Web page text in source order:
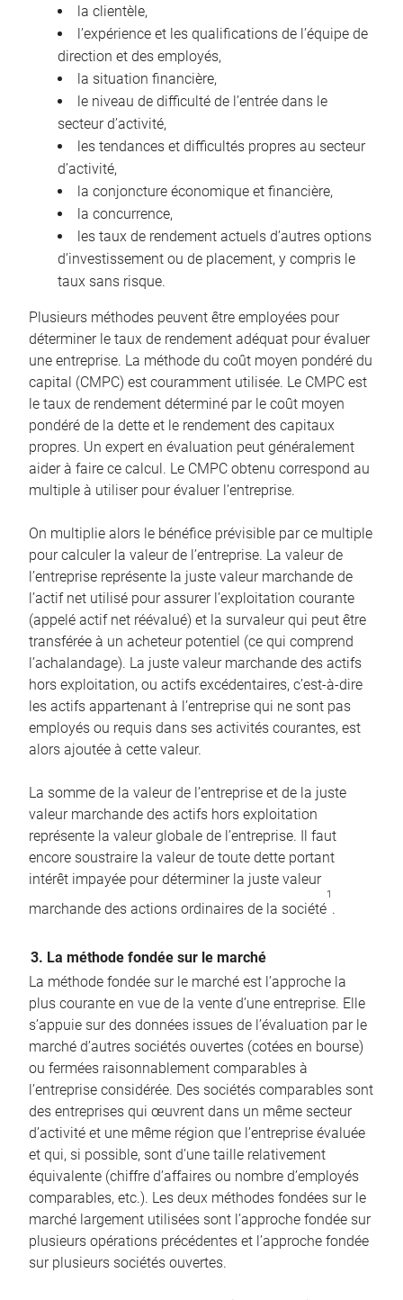
la clientèle,
l’expérience et les qualifications de l’équipe de
direction et des employés,
la situation financière,
le niveau de difficulté de l’entrée dans le
secteur d’activité,
les tendances et difficultés propres au secteur
d’activité,
la conjoncture économique et financière,
la concurrence,
les taux de rendement actuels d’autres options
d’investissement ou de placement, y compris le
taux sans risque.
Plusieurs méthodes peuvent être employées pour
déterminer le taux de rendement adéquat pour évaluer
une entreprise. La méthode du coût moyen pondéré du
capital (CMPC) est couramment utilisée. Le CMPC est
le taux de rendement déterminé par le coût moyen
pondéré de la dette et le rendement des capitaux
propres. Un expert en évaluation peut généralement
aider à faire ce calcul. Le CMPC obtenu correspond au
multiple à utiliser pour évaluer l’entreprise.
On multiplie alors le bénéfice prévisible par ce multiple
pour calculer la valeur de l’entreprise. La valeur de
l’entreprise représente la juste valeur marchande de
l’actif net utilisé pour assurer l’exploitation courante
(appelé actif net réévalué) et la survaleur qui peut être
transférée à un acheteur potentiel (ce qui comprend
l’achalandage). La juste valeur marchande des actifs
hors exploitation, ou actifs excédentaires, c’est-à-dire
les actifs appartenant à l’entreprise qui ne sont pas
employés ou requis dans ses activités courantes, est
alors ajoutée à cette valeur.
La somme de la valeur de l’entreprise et de la juste
valeur marchande des actifs hors exploitation
représente la valeur globale de l’entreprise. Il faut
encore soustraire la valeur de toute dette portant
intérêt impayée pour déterminer la juste valeur
marchande des actions ordinaires de la société
1
.
3. La méthode fondée sur le marché
La méthode fondée sur le marché est l’approche la
plus courante en vue de la vente d’une entreprise. Elle
s’appuie sur des données issues de l’évaluation par le
marché d’autres sociétés ouvertes (cotées en bourse)
ou fermées raisonnablement comparables à
l’entreprise considérée. Des sociétés comparables sont
des entreprises qui œuvrent dans un même secteur
d’activité et une même région que l’entreprise évaluée
et qui, si possible, sont d’une taille relativement
équivalente (chiffre d’affaires ou nombre d’employés
comparables, etc.). Les deux méthodes fondées sur le
marché largement utilisées sont l’approche fondée sur
plusieurs opérations précédentes et l’approche fondée
sur plusieurs sociétés ouvertes.